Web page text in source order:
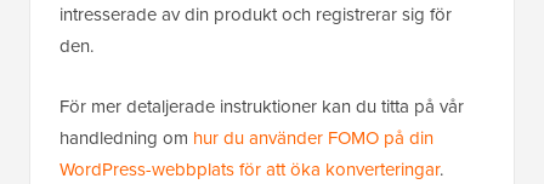
intresserade av din produkt och registrerar sig för
den.
För mer detaljerade instruktioner kan du titta på vår
handledning om hur du använder FOMO på din
WordPress-webbplats för att öka konverteringar.